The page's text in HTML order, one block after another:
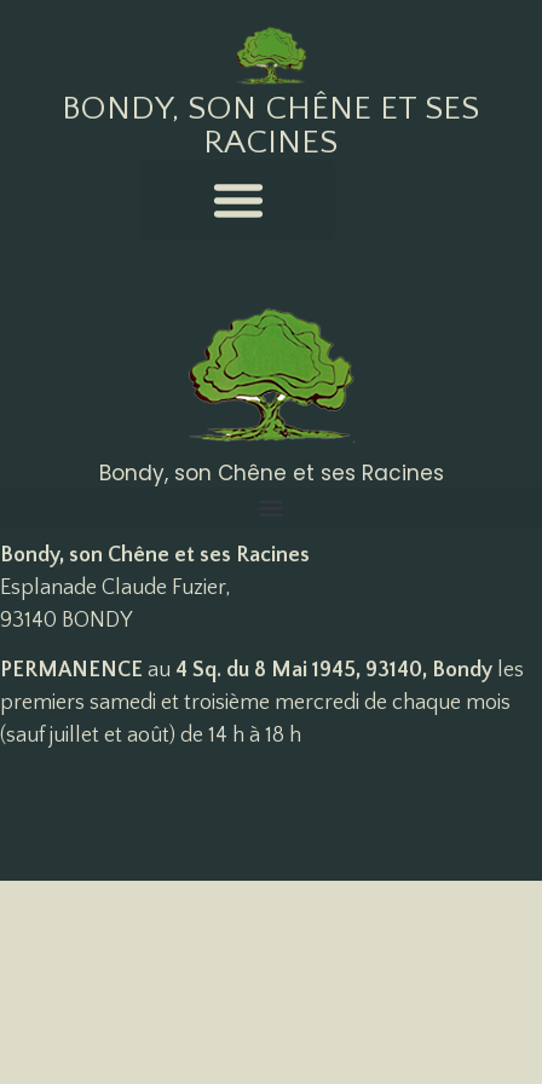
BONDY, SON CHÊNE ET SES
RACINES
Bondy, son Chêne et ses Racines
Bondy, son Chêne et ses Racines
Esplanade Claude Fuzier,
93140 BONDY
PERMANENCE au 4 Sq. du 8 Mai 1945, 93140, Bondy les
premiers samedi et troisième mercredi de chaque mois
(sauf juillet et août) de 14 h à 18 h